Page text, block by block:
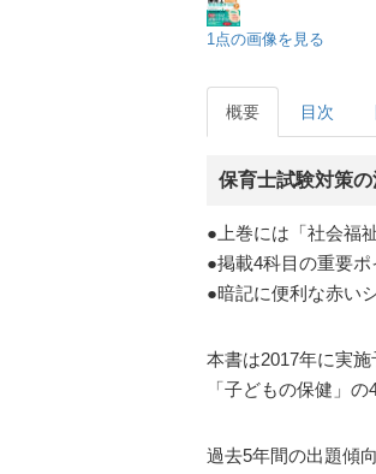
1点の画像を見る
概要 目次
保育士試験対策
●上巻には「社会福
●掲載4科目の重要
●暗記に便利な赤い
本書は2017年に実
「子どもの保健」
過去5年間の出題傾